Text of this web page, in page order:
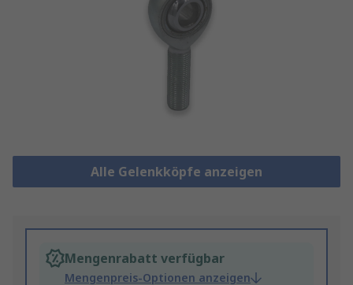
Alle Gelenkköpfe anzeigen
Mengenrabatt verfügbar
Mengenpreis-Optionen anzeigen